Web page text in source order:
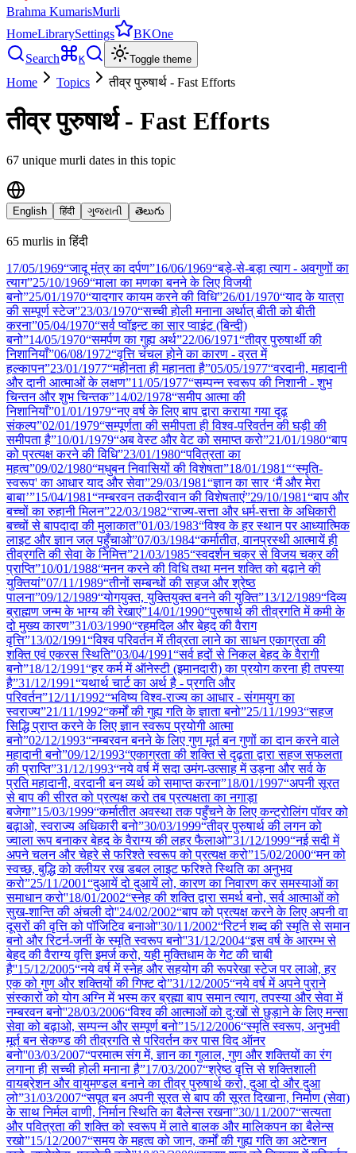
Brahma KumarisMurli
HomeLibrarySettings
BKOne
Search
K Toggle theme
Home Topics तीव्र पुरुषार्थ - Fast Efforts
तीव्र पुरुषार्थ - Fast Efforts
67 unique murli dates in this topic
English हिंदी ગુજરાતી తెలుగు
65 murlis inहिंदी
17/05/1969“जादू मंत्र का दर्पण”16/06/1969“बड़े-से-बड़ा त्याग - अवगुणों का
त्याग”25/10/1969“माला का मणका बनने के लिए विजयी
बनो”25/01/1970“यादगार कायम करने की विधि”26/01/1970“याद के यात्रा
की सम्पूर्ण स्टेज”23/03/1970“सच्ची होली मनाना अर्थात् बीती को बीती
करना”05/04/1970“सर्व प्वॉइन्ट का सार प्वाइंट (बिन्दी)
बनो”14/05/1970“समर्पण का गुह्य अर्थ”22/06/1971“तीव्र पुरुषार्थी की
निशानियाँ”06/08/1972“वृत्ति चंचल होने का कारण - व्रत में
हल्कापन”23/01/1977“महीनता ही महानता है”05/05/1977“वरदानी, महादानी
और दानी आत्माओं के लक्षण”11/05/1977“सम्पन्न स्वरूप की निशानी - शुभ
चिन्तन और शुभ चिन्तक”14/02/1978“समीप आत्मा की
निशानियाँ”01/01/1979“नए वर्ष के लिए बाप द्वारा कराया गया दृढ़
संकल्प”02/01/1979“सम्पूर्णता की समीपता ही विश्व-परिवर्तन की घड़ी की
समीपता है”10/01/1979“अब वेस्ट और वेट को समाप्त करो”21/01/1980“बाप
को प्रत्यक्ष करने की विधि”23/01/1980“पवित्रता का
महत्व”09/02/1980“मधुबन निवासियों की विशेषता”18/01/1981“‘स्मृति-
स्वरूप' का आधार याद और सेवा”29/03/1981“ज्ञान का सार ‘मैं और मेरा
बाबा’”15/04/1981“नम्बरवन तकदीरवान की विशेषताएं”29/10/1981“बाप और
बच्चों का रुहानी मिलन”22/03/1982“राज्य-सत्ता और धर्म-सत्ता के अधिकारी
बच्चों से बापदादा की मुलाकात”01/03/1983“विश्व के हर स्थान पर आध्यात्मिक
लाइट और ज्ञान जल पहुँचाओ”07/03/1984“कर्मातीत, वानप्रस्थी आत्मायें ही
तीव्रगति की सेवा के निमित्त”21/03/1985“स्वदर्शन चक्र से विजय चक्र की
प्राप्ति”10/01/1988“मनन करने की विधि तथा मनन शक्ति को बढ़ाने की
युक्तियां”07/11/1989“तीनों सम्बन्धों की सहज और श्रेष्ठ
पालना”09/12/1989“योगयुक्त, युक्तियुक्त बनने की युक्ति”13/12/1989“दिव्य
ब्राह्मण जन्म के भाग्य की रेखाएं”14/01/1990“पुरुषार्थ की तीव्रगति में कमी के
दो मुख्य कारण”31/03/1990“रहमदिल और बेहद की वैराग
वृत्ति”13/02/1991“विश्व परिवर्तन में तीव्रता लाने का साधन एकाग्रता की
शक्ति एवं एकरस स्थिति”03/04/1991“सर्व हदों से निकल बेहद के वैरागी
बनो”18/12/1991“हर कर्म में ऑनेस्टी (इमानदारी) का प्रयोग करना ही तपस्या
है”31/12/1991“यथार्थ चार्ट का अर्थ है - प्रगति और
परिवर्तन”12/11/1992“भविष्य विश्व-राज्य का आधार - संगमयुग का
स्वराज्य”21/11/1992“कर्मों की गुह्य गति के ज्ञाता बनो”25/11/1993“सहज
सिद्धि प्राप्त करने के लिए ज्ञान स्वरूप प्रयोगी आत्मा
बनो”02/12/1993“नम्बरवन बनने के लिए गुण मूर्त बन गुणों का दान करने वाले
महादानी बनो”09/12/1993“एकाग्रता की शक्ति से दृढ़ता द्वारा सहज सफलता
की प्राप्ति”31/12/1993“नये वर्ष में सदा उमंग-उत्साह में उड़ना और सर्व के
प्रति महादानी, वरदानी बन व्यर्थ को समाप्त करना”18/01/1997“अपनी सूरत
से बाप की सीरत को प्रत्यक्ष करो तब प्रत्यक्षता का नगाड़ा
बजेगा”15/03/1999“कर्मातीत अवस्था तक पहुँचने के लिए कन्ट्रोलिंग पॉवर को
बढ़ाओ, स्वराज्य अधिकारी बनो”30/03/1999“तीव्र पुरुषार्थ की लगन को
ज्वाला रूप बनाकर बेहद के वैराग्य की लहर फैलाओ”31/12/1999“नई सदी में
अपने चलन और चेहरे से फरिश्ते स्वरूप को प्रत्यक्ष करो”15/02/2000“मन को
स्वच्छ, बुद्धि को क्लीयर रख डबल लाइट फरिश्ते स्थिति का अनुभव
करो”25/11/2001“दुआयें दो दुआयें लो, कारण का निवारण कर समस्याओं का
समाधान करो''18/01/2002“स्नेह की शक्ति द्वारा समर्थ बनो, सर्व आत्माओं को
सुख-शान्ति की अंचली दो''24/02/2002“बाप को प्रत्यक्ष करने के लिए अपनी वा
दूसरों की वृत्ति को पॉजिटिव बनाओ''30/11/2002“रिटर्न शब्द की स्मृति से समान
बनो और रिटर्न-जर्नी के स्मृति स्वरूप बनो''31/12/2004“इस वर्ष के आरम्भ से
बेहद की वैराग्य वृत्ति इमर्ज करो, यही मुक्तिधाम के गेट की चाबी
है''15/12/2005“नये वर्ष में स्नेह और सहयोग की रूपरेखा स्टेज पर लाओ, हर
एक को गुण और शक्तियों की गिफ्ट दो”31/12/2005“नये वर्ष में अपने पुराने
संस्कारों को योग अग्नि में भस्म कर ब्रह्मा बाप समान त्याग, तपस्या और सेवा में
नम्बरवन बनो''28/03/2006“विश्व की आत्माओं को दु:खों से छुड़ाने के लिए मन्सा
सेवा को बढ़ाओ, सम्पन्न और सम्पूर्ण बनो”15/12/2006“स्मृति स्वरूप, अनुभवी
मूर्त बन सेकण्ड की तीव्रगति से परिवर्तन कर पास विद ऑनर
बनो''03/03/2007“परमात्म संग में, ज्ञान का गुलाल, गुण और शक्तियों का रंग
लगाना ही सच्ची होली मनाना है”17/03/2007“श्रेष्ठ वृत्ति से शक्तिशाली
वायब्रेशन और वायुमण्डल बनाने का तीव्र पुरुषार्थ करो, दुआ दो और दुआ
लो”31/03/2007“सपूत बन अपनी सूरत से बाप की सूरत दिखाना, निर्माण (सेवा)
के साथ निर्मल वाणी, निर्मान स्थिति का बैलेन्स रखना”30/11/2007“सत्यता
और पवित्रता की शक्ति को स्वरूप में लाते बालक और मालिकपन का बैलेन्स
रखो”15/12/2007“समय के महत्व को जान, कर्मों की गुह्य गति का अटेन्शन